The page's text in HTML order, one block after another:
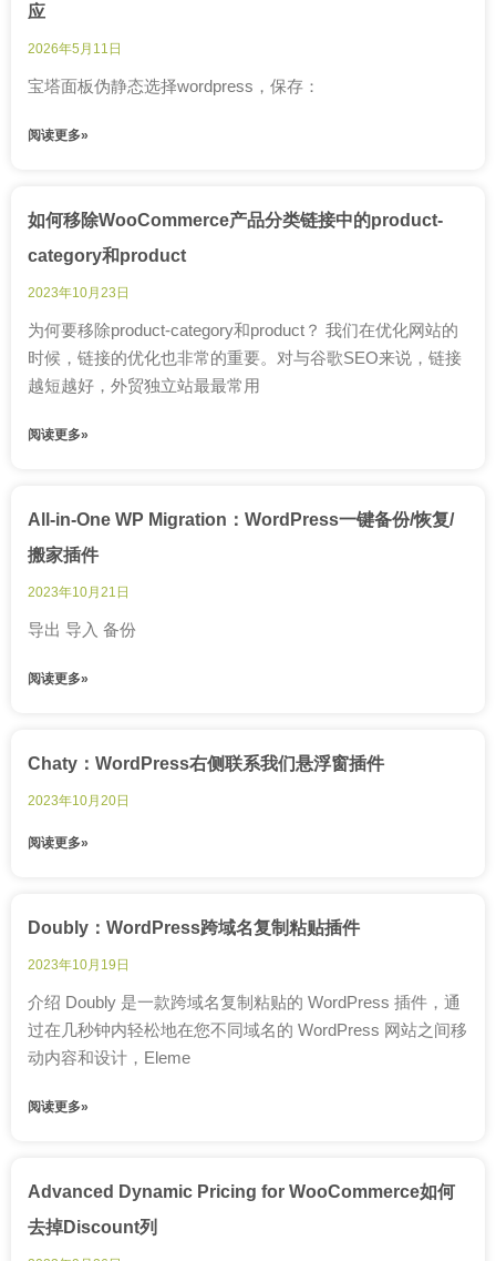
应
2026年5月11日
宝塔面板伪静态选择wordpress，保存：
阅读更多»
如何移除WooCommerce产品分类链接中的product-
category和product
2023年10月23日
为何要移除product-category和product？ 我们在优化网站的
时候，链接的优化也非常的重要。对与谷歌SEO来说，链接
越短越好，外贸独立站最最常用
阅读更多»
All-in-One WP Migration：WordPress一键备份/恢复/
搬家插件
2023年10月21日
导出 导入 备份
阅读更多»
Chaty：WordPress右侧联系我们悬浮窗插件
2023年10月20日
阅读更多»
Doubly：WordPress跨域名复制粘贴插件
2023年10月19日
介绍 Doubly 是一款跨域名复制粘贴的 WordPress 插件，通
过在几秒钟内轻松地在您不同域名的 WordPress 网站之间移
动内容和设计，Eleme
阅读更多»
Advanced Dynamic Pricing for WooCommerce如何
去掉Discount列